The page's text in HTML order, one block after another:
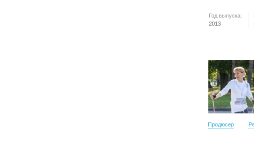
Год выпуска:
2013
Продюсер